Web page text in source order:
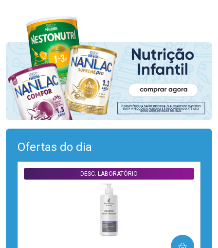
Ofertas do dia
DESC. LABORATÓRIO
COMPRAR